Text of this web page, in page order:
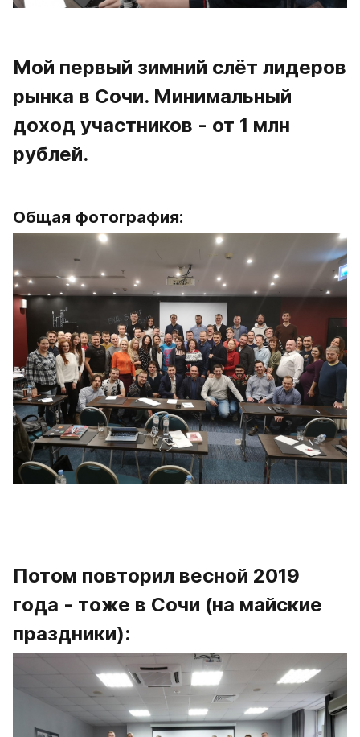
Мой первый зимний слёт лидеров
рынка в Сочи. Минимальный
доход участников - от 1 млн
рублей.
Общая фотография:
Потом повторил весной 2019
года - тоже в Сочи (на майские
праздники):